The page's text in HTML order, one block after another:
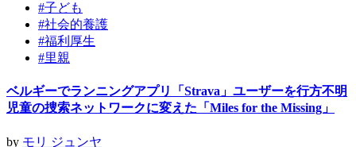
#子ども
#社会的養護
#福利厚生
#里親
ベルギーでランニングアプリ「Strava」ユーザーを行方不明
児童の捜索ネットワークに変えた「Miles for the Missing」
by モリ ジュンヤ